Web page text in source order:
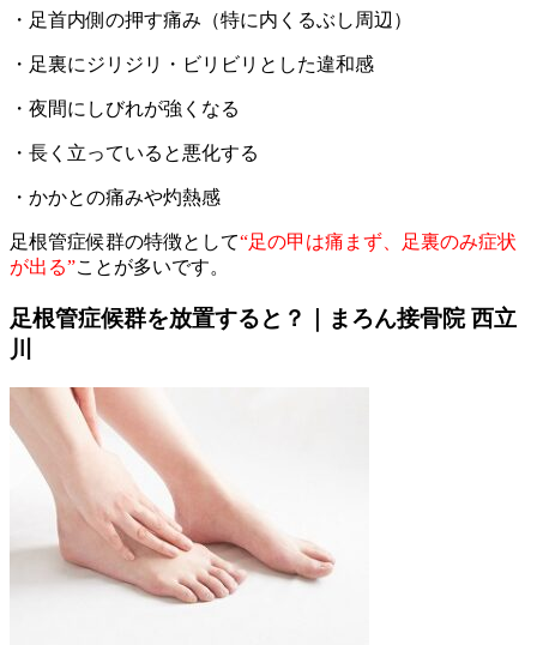
・足首内側の押す痛み（特に内くるぶし周辺）
・足裏にジリジリ・ビリビリとした違和感
・夜間にしびれが強くなる
・長く立っていると悪化する
・かかとの痛みや灼熱感
足根管症候群の特徴として“足の甲は痛まず、足裏のみ症状
が出る”ことが多いです。
足根管症候群を放置すると？｜まろん接骨院 西立
川